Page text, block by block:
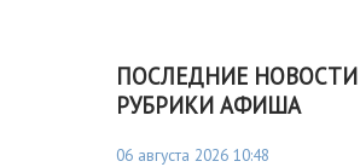
ПОСЛЕДНИЕ НОВОСТИ
РУБРИКИ АФИША
06 августа 2026 10:48